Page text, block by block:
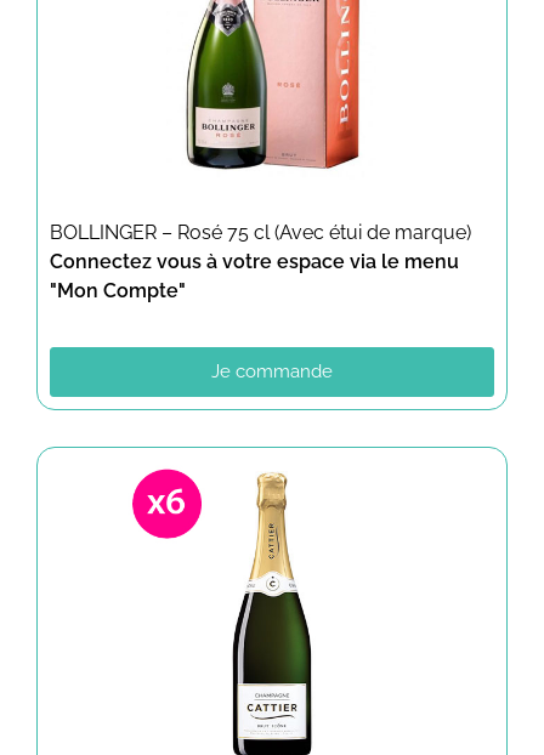
BOLLINGER – Rosé 75 cl (Avec étui de marque)
Connectez vous à votre espace via le menu
"Mon Compte"
Je commande